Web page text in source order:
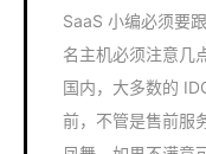
SaaS 小编必须要
名主机必须注意几
国内，大多数的
前，不管是售前服